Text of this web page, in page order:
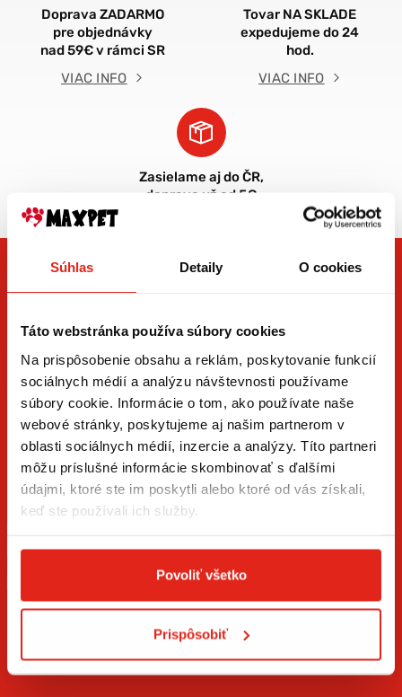
Súhlas Detaily O cookies
Táto webstránka používa súbory cookies
Na prispôsobenie obsahu a reklám, poskytovanie funkcií
sociálnych médií a analýzu návštevnosti používame
súbory cookie. Informácie o tom, ako používate naše
webové stránky, poskytujeme aj našim partnerom v
oblasti sociálnych médií, inzercie a analýzy. Títo partneri
môžu príslušné informácie skombinovať s ďalšími
údajmi, ktoré ste im poskytli alebo ktoré od vás získali,
keď ste používali ich služby.
Povoliť všetko
Prispôsobiť
Doprava ZADARMO
pre objednávky
nad 59€ v rámci SR
VIAC INFO
Tovar NA SKLADE
expedujeme do 24
hod.
VIAC INFO
Zasielame aj do ČR,
doprava už od 5€
ZÍSKAJTE NOVINKY AKO PRVÝ
Prihláste sa na odber newslettera a buďte prvý, kto má
novinky.
spracovaním osobných údajov
PRIHLÁSIŤ SA